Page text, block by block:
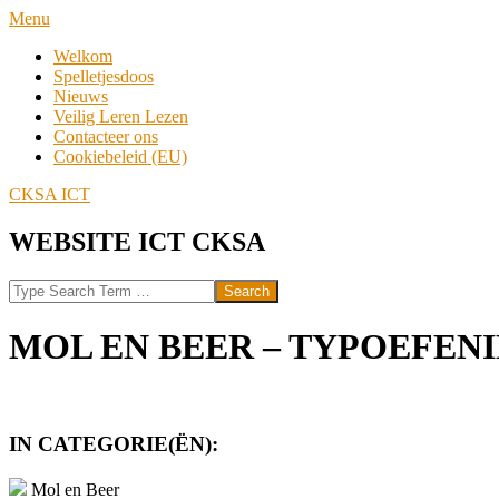
Skip
content
Navigation
Menu
Welkom
Spelletjesdoos
Nieuws
Veilig Leren Lezen
Contacteer ons
Cookiebeleid (EU)
CKSA ICT
WEBSITE ICT CKSA
Search
MOL EN BEER –
IN CATEGORIE(ËN):
Mol en Beer